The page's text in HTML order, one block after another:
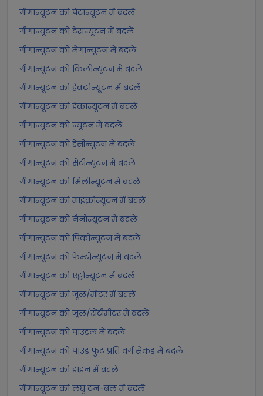
गीगान्यूटन को पेटान्यूटन में बदलें
गीगान्यूटन को टेरान्यूटन में बदलें
गीगान्यूटन को मेगान्यूटन में बदलें
गीगान्यूटन को किलोन्यूटन में बदलें
गीगान्यूटन को हेक्टोन्यूटन में बदलें
गीगान्यूटन को डेकान्यूटन में बदलें
गीगान्यूटन को न्यूटन में बदलें
गीगान्यूटन को डेसीन्यूटन में बदलें
गीगान्यूटन को सेंटीन्यूटन में बदलें
गीगान्यूटन को मिलीन्यूटन में बदलें
गीगान्यूटन को माइक्रोन्यूटन में बदलें
गीगान्यूटन को नैनोन्यूटन में बदलें
गीगान्यूटन को पिकोन्यूटन में बदलें
गीगान्यूटन को फेम्टोन्यूटन में बदलें
गीगान्यूटन को एट्टोन्यूटन में बदलें
गीगान्यूटन को जूल/मीटर में बदलें
गीगान्यूटन को जूल/सेंटीमीटर में बदलें
गीगान्यूटन को पाउंडल में बदलें
गीगान्यूटन को पाउंड फुट प्रति वर्ग सेकंड में बदलें
गीगान्यूटन को डाइन में बदलें
गीगान्यूटन को लघु टन-बल में बदलें